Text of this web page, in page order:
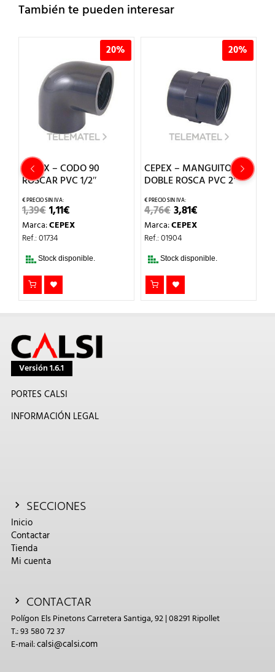
También te pueden interesar
20%
CEPEX – CODO 90
ROSCAR PVC 1/2″
1,39€EL
PRECIO
ORIGINAL
ERA:
1,11€PRECIO
ACTUAL
Marca:CEPEX
Ref.: 01734
Stock disponible.
20%
CEPEX – MANGUITO
DOBLE ROSCA PVC 2″
4,76€EL
PRECIO
ORIGINAL
ERA:
3,81€
Marca:CEPEX
Ref.: 01904
Stock disponible.
Versión 1.6.1
PORTES CALSI
INFORMACIÓN LEGAL
SECCIONES
Inicio
Contactar
Tienda
Mi cuenta
CONTACTAR
Polígon Els Pinetons Carretera Santiga, 92 | 08291 Ripollet
T.: 93 580 72 37
E-mail:calsi@calsi.com